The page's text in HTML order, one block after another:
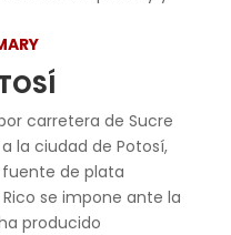
carretera de Sucre
la ciudad de Potosí,
de plata
se impone ante la
producido